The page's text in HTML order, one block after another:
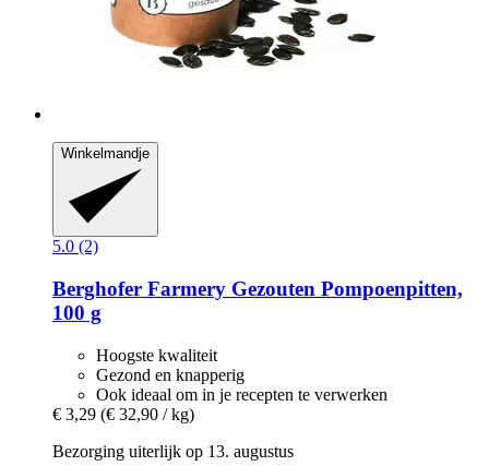
Winkelmandje
5.0 (2)
Berghofer Farmery Gezouten Pompoenpitten,
100 g
Hoogste kwaliteit
Gezond en knapperig
Ook ideaal om in je recepten te verwerken
€ 3,29 (€ 32,90 / kg)
Bezorging uiterlijk op 13. augustus